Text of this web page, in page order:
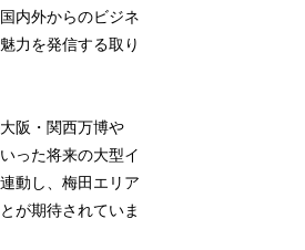
内外からのビジネ
力を発信する取り
阪・関西万博や
った将来の大型イ
動し、梅田エリア
が期待されていま